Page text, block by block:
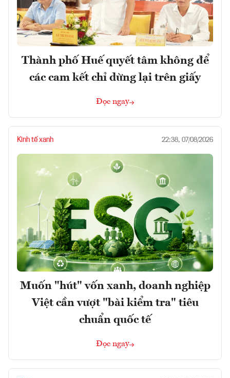
Thành phố Huế quyết tâm không để
các cam kết chỉ dừng lại trên giấy
Đọc ngay
Kinh tế xanh 22:38, 07/08/2026
Muốn "hút" vốn xanh, doanh nghiệp
Việt cần vượt "bài kiểm tra" tiêu
chuẩn quốc tế
Đọc ngay